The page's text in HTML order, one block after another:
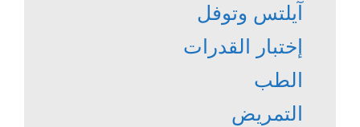
آيلتس وتوفل
إختبار القدرات
الطب
التمريض